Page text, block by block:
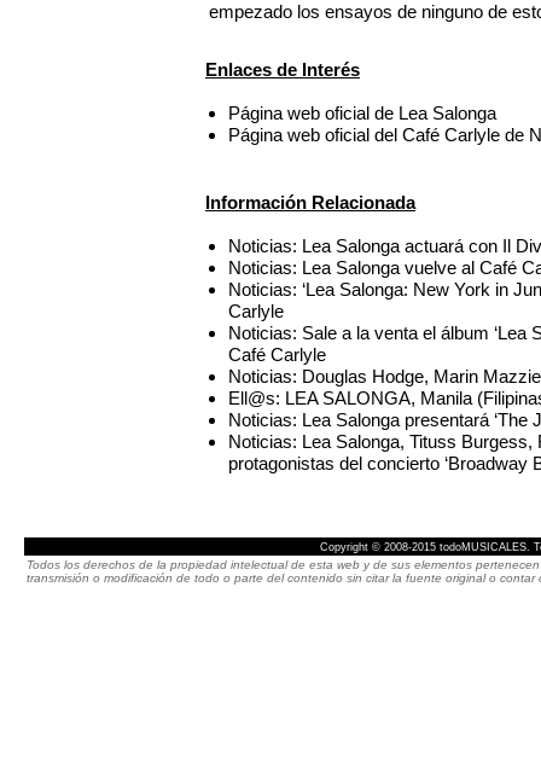
empezado los ensayos de ninguno de
Enlaces de Interés
Página web oficial de Lea Salonga
Página web oficial del Café Carlyle de
Información Relacionada
Noticias: Lea Salonga actuará con Il
Noticias: Lea Salonga vuelve al Café
Noticias: ‘Lea Salonga: New York in
Carlyle
Noticias: Sale a la venta el álbum ‘Lea
Café Carlyle
Noticias: Douglas Hodge, Marin
Ell@s: LEA SALONGA, Manila
Noticias: Lea Salonga presentará ‘The
Noticias: Lea Salonga, Tituss
protagonistas del concierto ‘Broadway
Copyright © 2008-2015 todoMUSICALES.
Todos los derechos de la propiedad intelectual de esta web y de sus elementos
transmisión o modificación de todo o parte del contenido sin citar la fuente original o